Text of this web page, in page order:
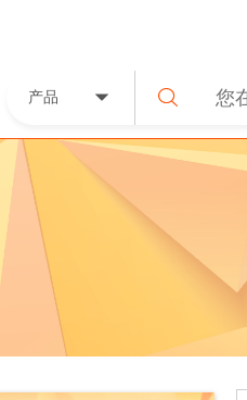
产品